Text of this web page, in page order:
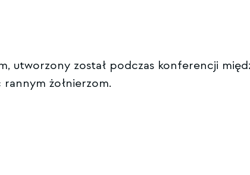
utworzony został podczas konferencji
żołnierzom.